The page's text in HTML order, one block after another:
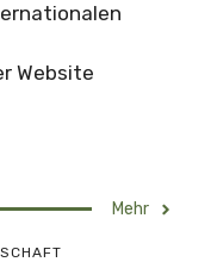
Website
Mehr